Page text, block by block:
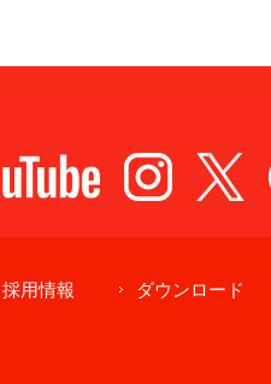
採用情報 ダウンロード